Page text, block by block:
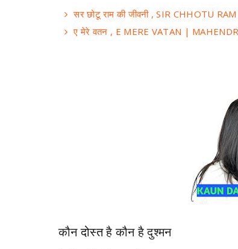
सर छोटू राम की जीवनी , SIR CHHOTU
ए मेरे वतन , E MERE VATAN |
कौनदोस्तहै कौन है दुश्मन